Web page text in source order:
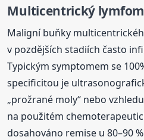
Multicentrický lymfom
Maligní buňky
v pozdějších stadiích často
Typickým symptomem se
specificitou je
„prožrané moly“ nebo
na použitém
dosahováno remise u 80–90